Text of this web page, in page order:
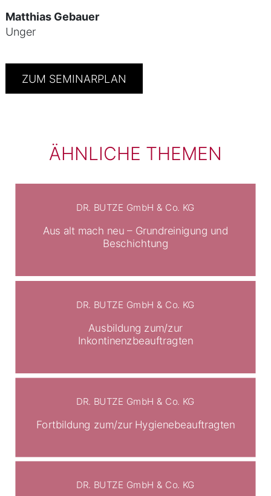
Matthias Gebauer
Unger
ZUM SEMINARPLAN
ÄHNLICHE THEMEN
DR. BUTZE GmbH & Co. KG
Aus alt mach neu – Grundreinigung und
Beschichtung
DR. BUTZE GmbH & Co. KG
Ausbildung zum/zur
Inkontinenzbeauftragten
DR. BUTZE GmbH & Co. KG
Fortbildung zum/zur Hygienebeauftragten
DR. BUTZE GmbH & Co. KG